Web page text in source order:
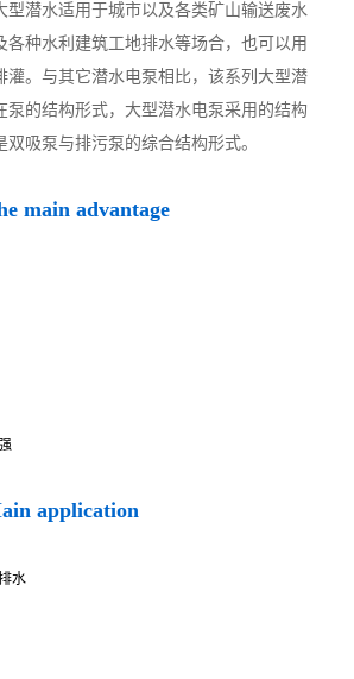
型潜水适用于城市以及各类矿山输送废水
各种水利建筑工地排水等场合，也可以用
灌。与其它潜水电泵相比，该系列大型潜
泵的结构形式，大型潜水电泵采用的结构
吸泵与排污泵的综合结构形式。
main advantage
application
水